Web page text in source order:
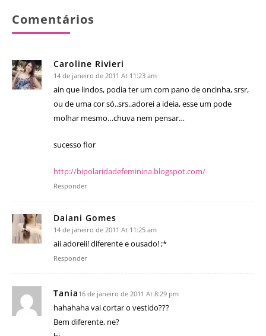
Comentários
Caroline Rivieri
14 de janeiro de 2011 At 11:23 am
ain que lindos, podia ter um com pano de oncinha, srsr,
ou de uma cor só..srs..adorei a ideia, esse um pode
molhar mesmo…chuva nem pensar…
sucesso flor
http://bipolaridadefeminina.blogspot.com/
Responder
Daiani Gomes
14 de janeiro de 2011 At 11:25 am
aii adoreii! diferente e ousado! ;*
Responder
Tania 16 de janeiro de 2011 At 8:29 pm
hahahaha vai cortar o vestido???
Bem diferente, ne?